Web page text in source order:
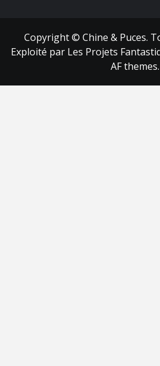
Copyright © Chine & Puces.
Exploité par Les Projets
AF themes.